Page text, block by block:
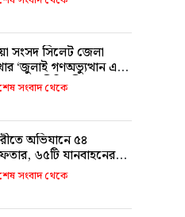
সংসদ সিলেট জেলা
‘জুলাই গণঅভ্যুত্থান এবং
রাজনীতি’ শীর্ষক
সংবাদ থেকে
অভিযানে ৫৪
৬৫টি যানবাহনের
মামলা
সংবাদ থেকে